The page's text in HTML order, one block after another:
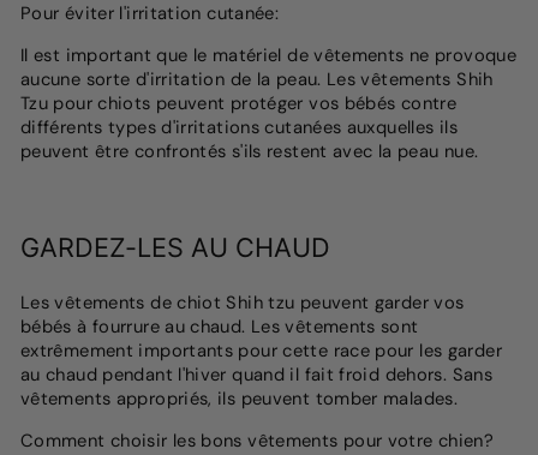
Pour éviter l'irritation cutanée:
Il est important que le matériel de vêtements ne provoque
aucune sorte d'irritation de la peau. Les vêtements Shih
Tzu pour chiots peuvent protéger vos bébés contre
différents types d'irritations cutanées auxquelles ils
peuvent être confrontés s'ils restent avec la peau nue.
GARDEZ-LES AU CHAUD
Les vêtements de chiot Shih tzu peuvent garder vos
bébés à fourrure au chaud. Les vêtements sont
extrêmement importants pour cette race pour les garder
au chaud pendant l'hiver quand il fait froid dehors. Sans
vêtements appropriés, ils peuvent tomber malades.
Comment choisir les bons vêtements pour votre chien?